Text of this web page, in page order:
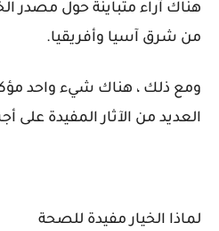
هناك آراء متباينة حول مصدر
من شرق آسيا وأفريقيا.
ومع ذلك ، هناك شيء واحد
العديد من الآثار المفيدة على
لماذا الخيار مفيدة للصحة